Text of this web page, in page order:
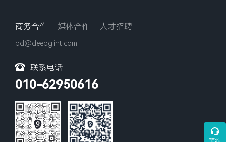
商务合作 媒体合作 人才招聘
bd@deepglint.com
联系电话
010-62950616